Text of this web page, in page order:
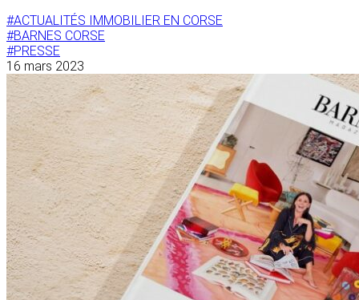
#ACTUALITÉS IMMOBILIER EN CORSE
#BARNES CORSE
#PRESSE
16 mars 2023